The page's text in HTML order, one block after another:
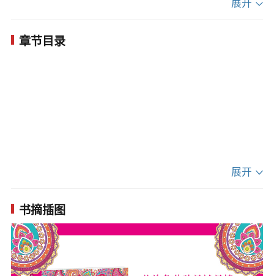
欲地为它们增添色彩。通过专注于精致的小细节，
你将能获得心灵的平静，笔下的图案也会变得栩栩
如生。
章节目录
展开
书摘插图